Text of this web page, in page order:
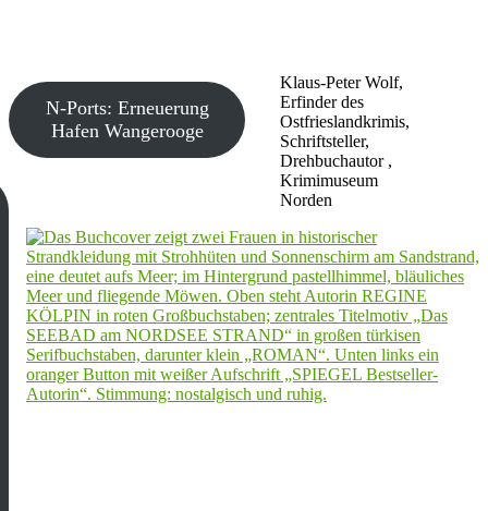
Klaus-Peter Wolf,
Erfinder des
Ostfrieslandkrimis,
Schriftsteller,
Drehbuchautor ,
Krimimuseum
Norden
N-Ports: Erneuerung
Hafen Wangerooge